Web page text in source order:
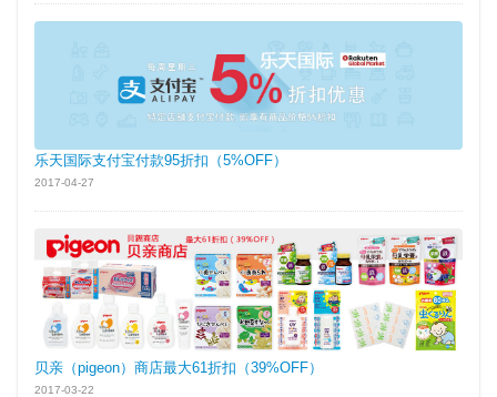
乐天国际支付宝付款95折扣（5%OFF）
2017-04-27
贝亲（pigeon）商店最大61折扣（39%OFF）
2017-03-22